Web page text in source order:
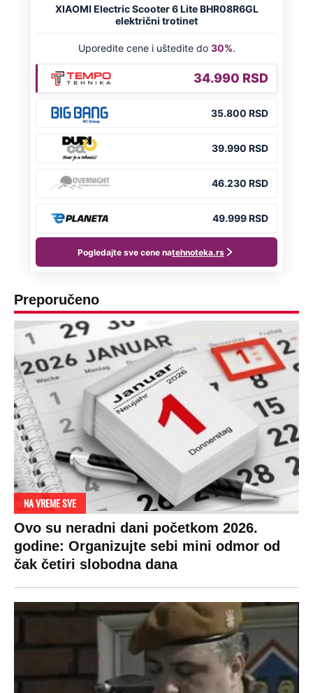
Preporučeno
NA VREME SVE
Ovo su neradni dani početkom 2026.
godine: Organizujte sebi mini odmor od
čak četiri slobodna dana